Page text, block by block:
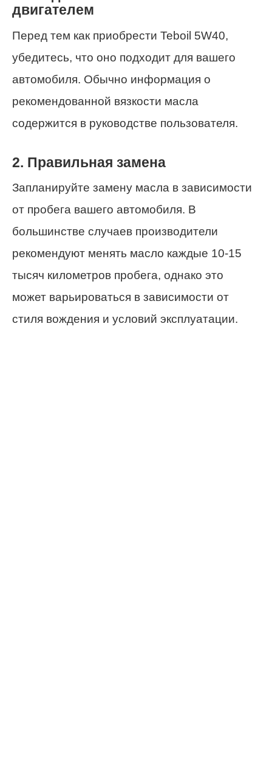
двигателем
Перед тем как приобрести Teboil 5W40,
убедитесь, что оно подходит для вашего
автомобиля. Обычно информация о
рекомендованной вязкости масла
содержится в руководстве пользователя.
2. Правильная замена
Запланируйте замену масла в зависимости
от пробега вашего автомобиля. В
большинстве случаев производители
рекомендуют менять масло каждые 10-15
тысяч километров пробега, однако это
может варьироваться в зависимости от
стиля вождения и условий эксплуатации.